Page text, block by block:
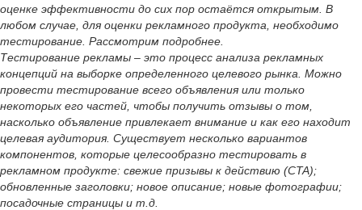
оценке эффективности до сих пор остаётся открытым. В
любом случае, для оценки рекламного продукта, необходимо
тестирование. Рассмотрим подробнее.
Тестирование рекламы – это процесс анализа рекламных
концепций на выборке определенного целевого рынка. Можно
провести тестирование всего объявления или только
некоторых его частей, чтобы получить отзывы о том,
насколько объявление привлекает внимание и как его находит
целевая аудитория. Существует несколько вариантов
компонентов, которые целесообразно тестировать в
рекламном продукте: свежие призывы к действию (CTA);
обновленные заголовки; новое описание; новые фотографии;
посадочные страницы и т.д.